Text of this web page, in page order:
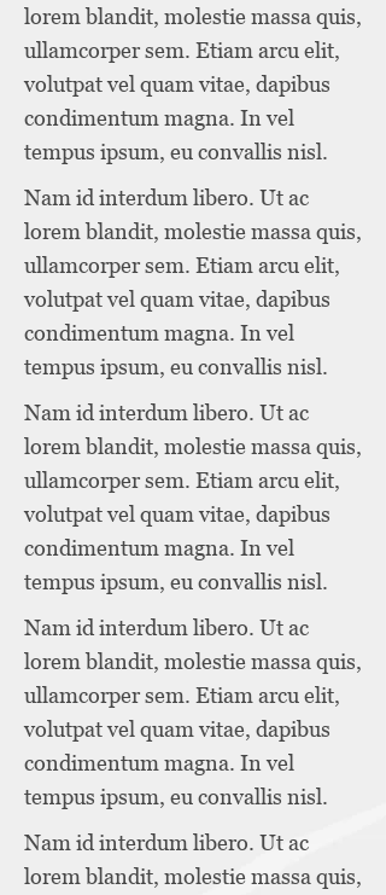
lorem blandit, molestie massa quis,
ullamcorper sem. Etiam arcu elit,
volutpat vel quam vitae, dapibus
condimentum magna. In vel
tempus ipsum, eu convallis nisl.
Nam id interdum libero. Ut ac
lorem blandit, molestie massa quis,
ullamcorper sem. Etiam arcu elit,
volutpat vel quam vitae, dapibus
condimentum magna. In vel
tempus ipsum, eu convallis nisl.
Nam id interdum libero. Ut ac
lorem blandit, molestie massa quis,
ullamcorper sem. Etiam arcu elit,
volutpat vel quam vitae, dapibus
condimentum magna. In vel
tempus ipsum, eu convallis nisl.
Nam id interdum libero. Ut ac
lorem blandit, molestie massa quis,
ullamcorper sem. Etiam arcu elit,
volutpat vel quam vitae, dapibus
condimentum magna. In vel
tempus ipsum, eu convallis nisl.
Nam id interdum libero. Ut ac
lorem blandit, molestie massa quis,